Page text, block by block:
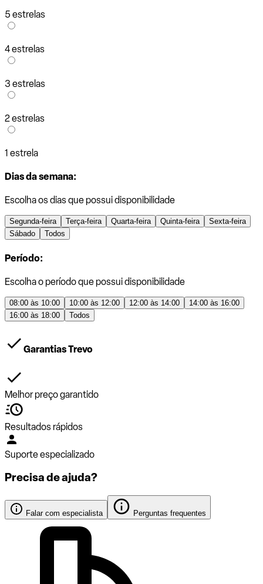
5 estrelas
4 estrelas
3 estrelas
2 estrelas
1 estrela
Dias da semana:
Escolha os dias que possui disponibilidade
Segunda-feira Terça-feira Quarta-feira Quinta-feira
Sexta-feira
Sábado
Todos
Período:
Escolha o período que possui disponibilidade
08:00 às 10:00 10:00 às 12:00 12:00 às 14:00
14:00 às 16:00
16:00 às 18:00
Todos
Garantias Trevo
Melhor preço garantido
Resultados rápidos
Suporte especializado
Precisa de ajuda?
Falar com especialista Perguntas frequentes